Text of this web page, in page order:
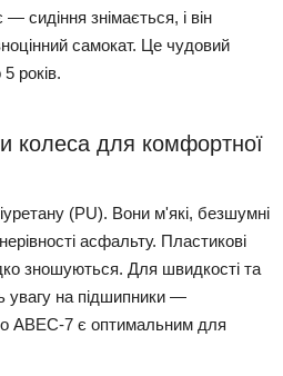
сидіння знімається, і він
самокат. Це чудовий
років.
колеса для комфортної
(PU). Вони м'які, безшумні
асфальту. Пластикові
зношуються. Для швидкості та
увагу на підшипники —
ABEC-7 є оптимальним для